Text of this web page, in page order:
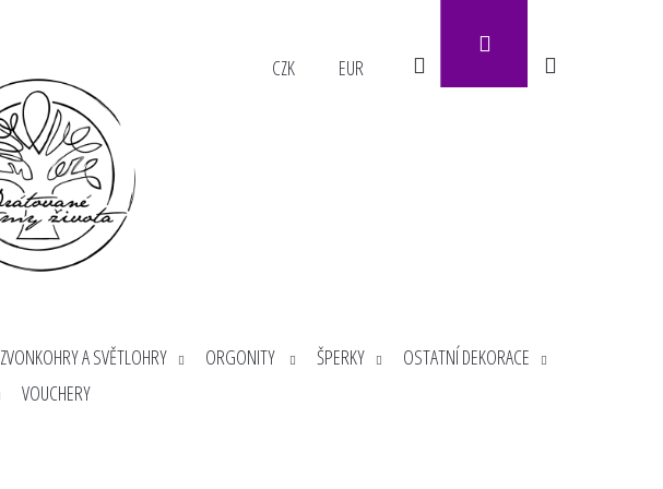
ZVONKOHRY A SVĚTLOHRY ORGONITY ŠPERKY
OSTATNÍ DEKORACE
VOUCHERY
CZK EUR